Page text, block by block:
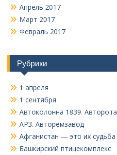
Апрель 2017
Март 2017
Февраль 2017
Рубрики
1 апреля
1 сентября
Автоколонна 1839. Авторота
АРЗ. Авторемзавод
Афганистан — это их судьба
Башкирский птицекомплекс